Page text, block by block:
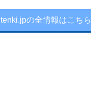
tenki.jpの全情報はこちら